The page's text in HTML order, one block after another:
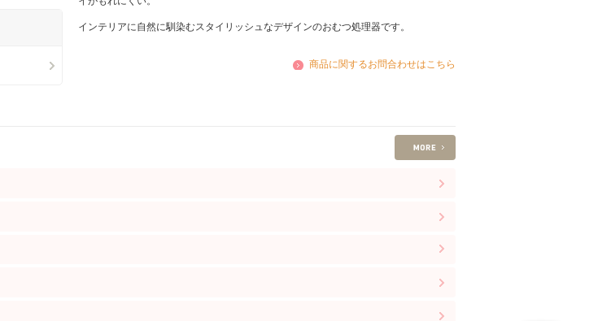
インテリアに自然に馴染むスタイリッシュなデザインのおむつ処理器です。
商品に関するお問合わせはこちら